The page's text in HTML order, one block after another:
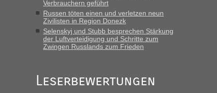
schnellsten?
„Derzeit, ist es überall sehr voll an den Grenzen Ukraine/
Polen. Zb. Krakovets 100 PKW ca. 10 h Wartezeit. Wollen
Montag rüber, versuchen es sehr früh.“
Verbrauchern geführt
Russen töten einen und verletzen neun
Zivilisten in Region Donezk
Selenskyj und Stubb besprechen Stärkung
der Luftverteidigung und Schritte zum
Zwingen Russlands zum Frieden
Leserbewertungen